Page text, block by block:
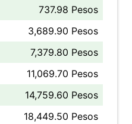
737.98 Pesos
3,689.90 Pesos
7,379.80 Pesos
11,069.70 Pesos
14,759.60 Pesos
18,449.50 Pesos